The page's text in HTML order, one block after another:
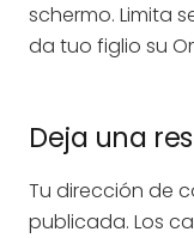
schermo. Limita
da tuo figlio su
Deja una
Tu dirección de
publicada. Los